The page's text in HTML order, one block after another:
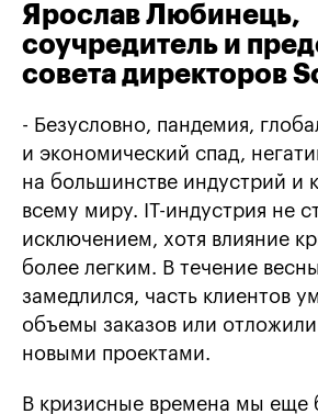
Ярослав Любинець,
соучредитель и
совета директоров
- Безусловно, пандемия,
и экономический спад,
на большинстве индустрий и
всему миру. IТ-индустрия не
исключением, хотя влияние
более легким. В течение
замедлился, часть клиентов
объемы заказов или
новыми проектами.
В кризисные времена мы еще